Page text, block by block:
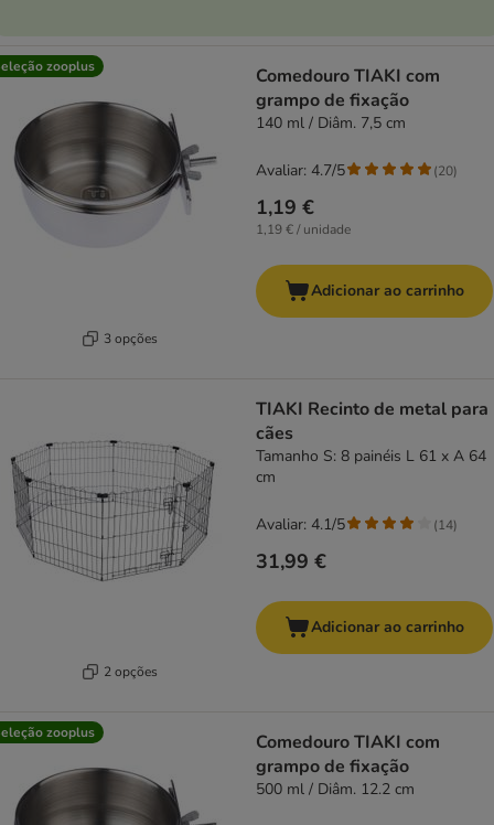
zooplus
3 opções
Comedouro TIAKI com
grampo de fixação
140 ml / Diâm. 7,5 cm
1,19 €
1,19 € / unidade
Avaliar: 4.7/5 (20)
Adicionar ao carrinho
2 opções
TIAKI Recinto de metal para
cães
Tamanho S: 8 painéis L 61 x A 64
cm
31,99 €
Avaliar: 4.1/5 (14)
Adicionar ao carrinho
zooplus
Comedouro TIAKI com
grampo de fixação
500 ml / Diâm. 12.2 cm